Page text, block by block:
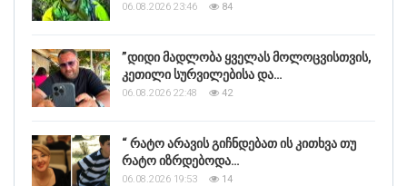
06.08.2026 23:46 84
”დიდი მადლობა ყველას მოლოცვისთვის,
კეთილი სურვილებისა და…
06.08.2026 22:48 42
“ რატო არავის გიჩნდებათ ის კითხვა თუ
რატო იზრდებოდა…
06.08.2026 19:53 14